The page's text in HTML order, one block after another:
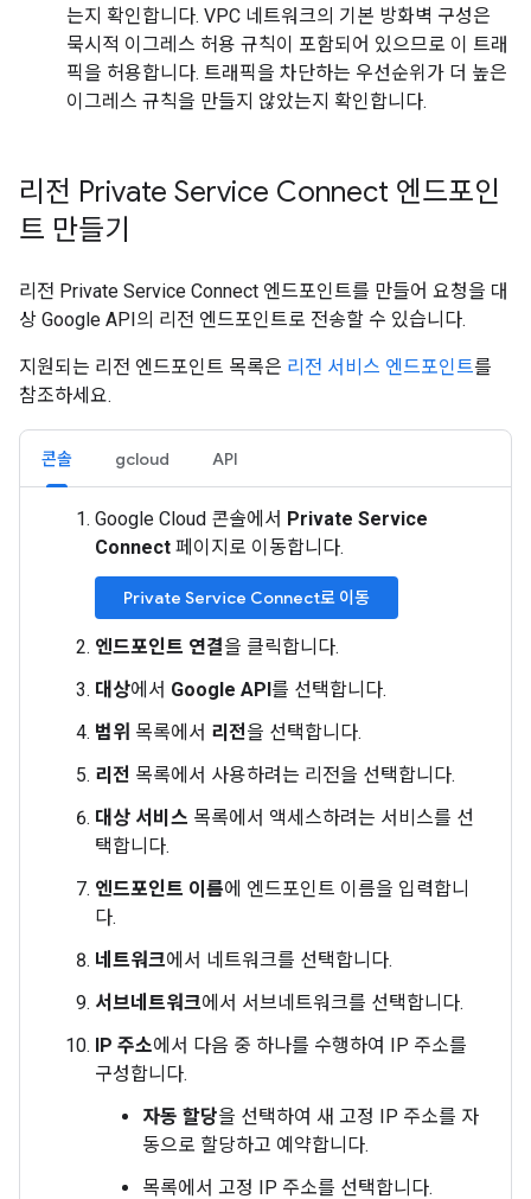
는지 확인합니다. VPC 네트워크의 기본 방화벽 구성은
묵시적 이그레스 허용 규칙이 포함되어 있으므로 이 트래
픽을 허용합니다. 트래픽을 차단하는 우선순위가 더 높은
이그레스 규칙을 만들지 않았는지 확인합니다.
리전 Private Service Connect 엔드포인
트 만들기
리전 Private Service Connect 엔드포인트를 만들어 요청을 대
상 Google API의 리전 엔드포인트로 전송할 수 있습니다.
지원되는 리전 엔드포인트 목록은 리전 서비스 엔드포인트를
참조하세요.
콘솔 gcloud API
Google Cloud 콘솔에서 Private Service
Connect 페이지로 이동합니다.
Private Service Connect로 이동
엔드포인트 연결을 클릭합니다.
대상에서 Google API를 선택합니다.
범위 목록에서 리전을 선택합니다.
리전 목록에서 사용하려는 리전을 선택합니다.
대상 서비스 목록에서 액세스하려는 서비스를 선
택합니다.
엔드포인트 이름에 엔드포인트 이름을 입력합니
다.
네트워크에서 네트워크를 선택합니다.
서브네트워크에서 서브네트워크를 선택합니다.
IP 주소에서 다음 중 하나를 수행하여 IP 주소를
구성합니다.
자동 할당을 선택하여 새 고정 IP 주소를 자
동으로 할당하고 예약합니다.
목록에서 고정 IP 주소를 선택합니다.